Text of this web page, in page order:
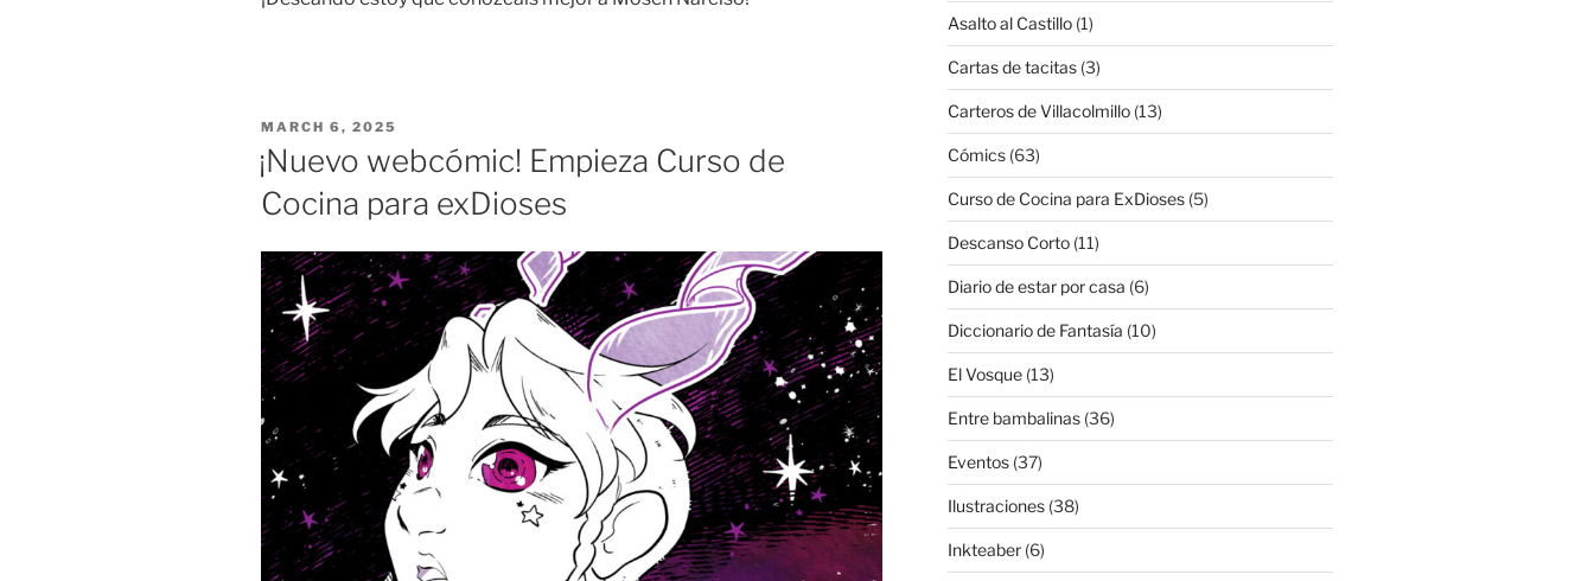
POSTED
ON
MARCH 6, 2025
¡Nuevo webcómic! Empieza Curso de
Cocina para exDioses
Asalto al Castillo(1)
Cartas de tacitas(3)
Carteros de Villacolmillo(13)
Cómics(63)
Curso de Cocina para ExDioses(5)
Descanso Corto(11)
Diario de estar por casa (6)
Diccionario de Fantasía (10)
El Vosque(13)
Entre bambalinas(36)
Eventos(37)
Ilustraciones(38)
Inkteaber(6)